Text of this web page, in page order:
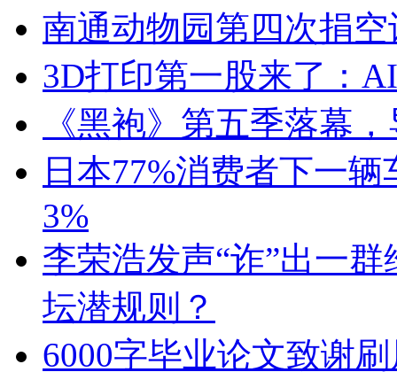
南通动物园第四次捐
3D打印第一股来了：
《黑袍》第五季落幕
日本77%消费者下一
3%
李荣浩发声“诈”出一
坛潜规则？
6000字毕业论文致谢